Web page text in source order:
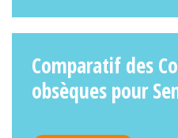
Comparatif des
obsèques pour